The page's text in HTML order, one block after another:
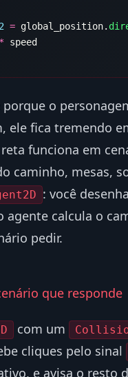
= global_position.
*
porque o
ele fica tremendo
funciona em
caminho, mesas,
: você
agente calcula o
pedir.
que responde
com um
cliques pelo sinal
e avisa o resto